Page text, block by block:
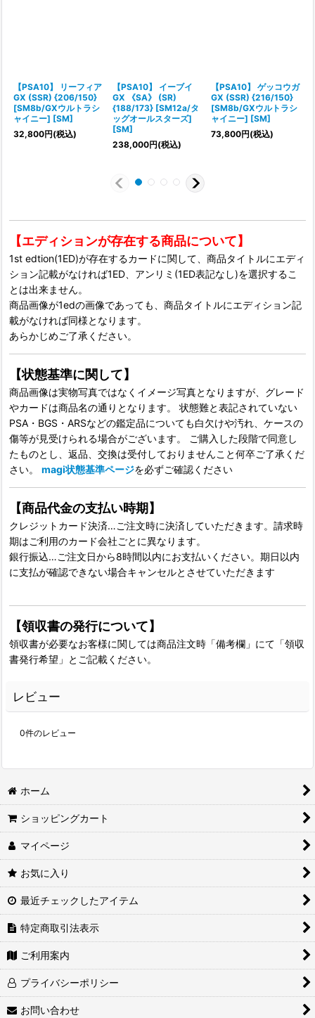
【PSA10】 リーフィア
GX (SSR) {206/150}
[SM8b/GXウルトラシ
ャイニー] [SM]
32,800円(税込)
【PSA10】 イーブイ
GX 《SA》 (SR)
{188/173} [SM12a/タ
ッグオールスターズ]
[SM]
238,000円(税込)
【PSA10】 ゲッコウガ
GX (SSR) {216/150}
[SM8b/GXウルトラシ
ャイニー] [SM]
73,800円(税込)
【エディションが存在する商品について】
1st edtion(1ED)が存在するカードに関して、商品タイトルにエディ
ション記載がなければ1ED、アンリミ(1ED表記なし)を選択するこ
とは出来ません。
商品画像が1edの画像であっても、商品タイトルにエディション記
載がなければ同様となります。
あらかじめご了承ください。
【状態基準に関して】
商品画像は実物写真ではなくイメージ写真となりますが、グレード
やカードは商品名の通りとなります。 状態難と表記されていない
PSA・BGS・ARSなどの鑑定品についても白欠けや汚れ、ケースの
傷等が見受けられる場合がございます。 ご購入した段階で同意し
たものとし、返品、交換は受付しておりませんこと何卒ご了承くだ
さい。 magi状態基準ページを必ずご確認ください
【商品代金の支払い時期】
クレジットカード決済…ご注文時に決済していただきます。請求時
期はご利用のカード会社ごとに異なります。
銀行振込…ご注文日から8時間以内にお支払いください。期日以内
に支払が確認できない場合キャンセルとさせていただきます
【領収書の発行について】
領収書が必要なお客様に関しては商品注文時「備考欄」にて「領収
書発行希望」とご記載ください。
レビュー
0件のレビュー
ホーム
ショッピングカート
マイページ
お気に入り
最近チェックしたアイテム
特定商取引法表示
ご利用案内
プライバシーポリシー
お問い合わせ